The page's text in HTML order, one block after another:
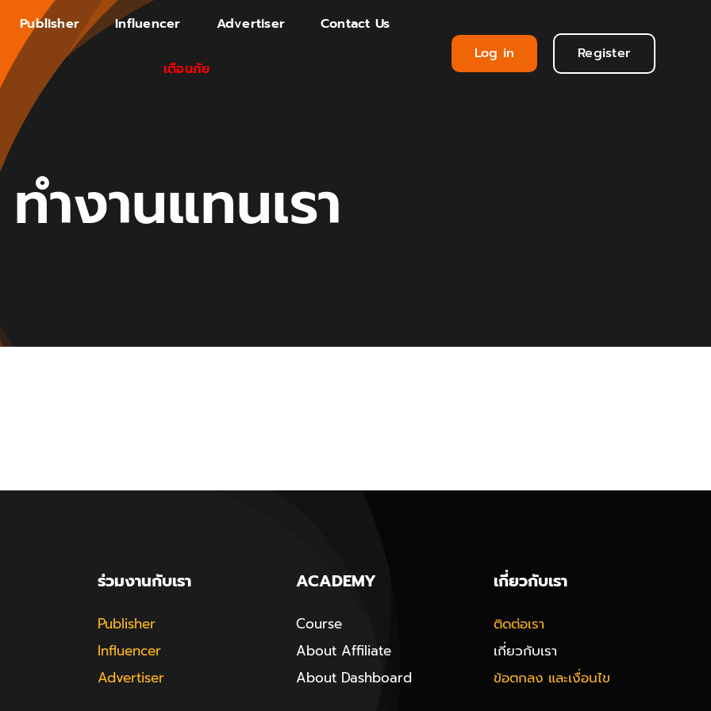
Publisher Influencer Advertiser Contact Us
เตือนภัย
Log in Register
ทำงานแทนเรา
ร่วมงานกับเรา
Publisher
Influencer
Advertiser
ACADEMY
Course
About Affiliate
About Dashboard
เกี่ยวกับเรา
ติดต่อเรา
เกี่ยวกับเรา
ข้อตกลง และเงื่อนไข